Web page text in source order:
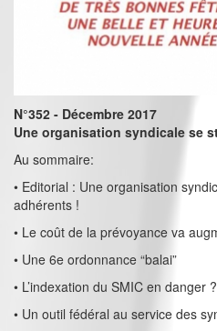
N°352 - Décembre 2017
Une organisation syndicale se
Au sommaire:
• Editorial : Une organisation
adhérents !
• Le coût de la prévoyance va
• Une 6e ordonnance “balai”
• L’indexation du SMIC en danger ?
• Un outil fédéral au service des